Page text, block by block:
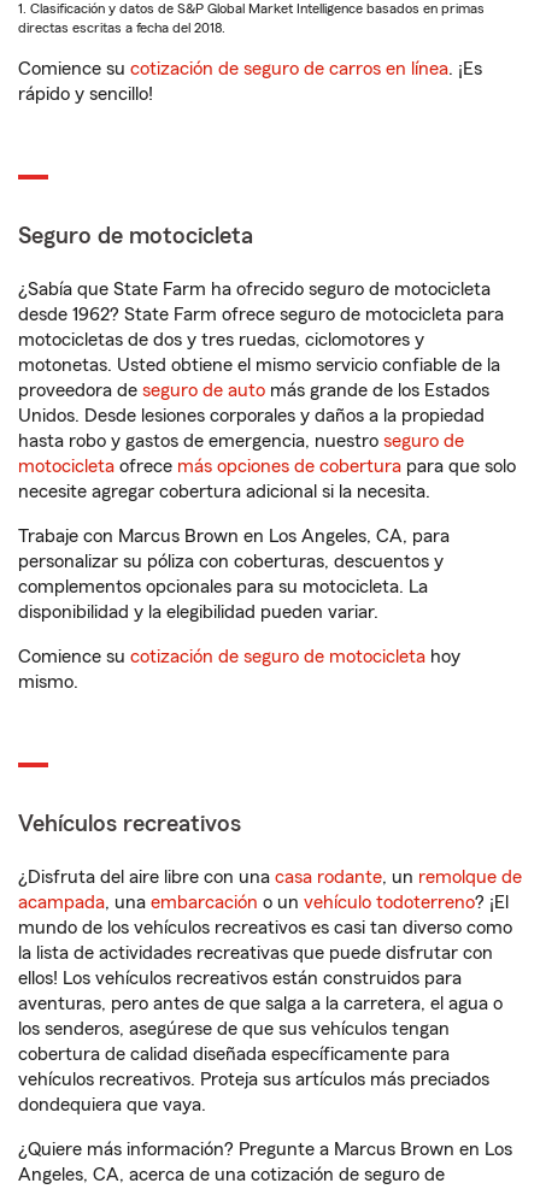
1. Clasificación y datos de S&P Global Market Intelligence basados en primas
directas escritas a fecha del 2018.
Comience su cotización de seguro de carros en línea. ¡Es
rápido y sencillo!
Seguro de motocicleta
¿Sabía que State Farm ha ofrecido seguro de motocicleta
desde 1962? State Farm ofrece seguro de motocicleta para
motocicletas de dos y tres ruedas, ciclomotores y
motonetas. Usted obtiene el mismo servicio confiable de la
proveedora de seguro de auto más grande de los Estados
Unidos. Desde lesiones corporales y daños a la propiedad
hasta robo y gastos de emergencia, nuestro seguro de
motocicleta ofrece más opciones de cobertura para que solo
necesite agregar cobertura adicional si la necesita.
Trabaje con Marcus Brown en Los Angeles, CA, para
personalizar su póliza con coberturas, descuentos y
complementos opcionales para su motocicleta. La
disponibilidad y la elegibilidad pueden variar.
Comience su cotización de seguro de motocicleta hoy
mismo.
Vehículos recreativos
¿Disfruta del aire libre con una casa rodante, un remolque de
acampada, una embarcación o un vehículo todoterreno? ¡El
mundo de los vehículos recreativos es casi tan diverso como
la lista de actividades recreativas que puede disfrutar con
ellos! Los vehículos recreativos están construidos para
aventuras, pero antes de que salga a la carretera, el agua o
los senderos, asegúrese de que sus vehículos tengan
cobertura de calidad diseñada específicamente para
vehículos recreativos. Proteja sus artículos más preciados
dondequiera que vaya.
¿Quiere más información? Pregunte a Marcus Brown en Los
Angeles, CA, acerca de una cotización de seguro de